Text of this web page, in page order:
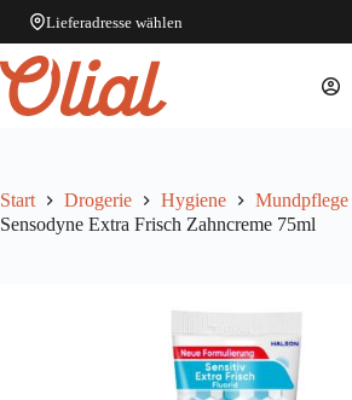
Lieferadresse wählen
Zum
Inhalt
springen
Start Drogerie Hygiene
Mundpflege
Sensodyne Extra Frisch Zahncreme 75ml